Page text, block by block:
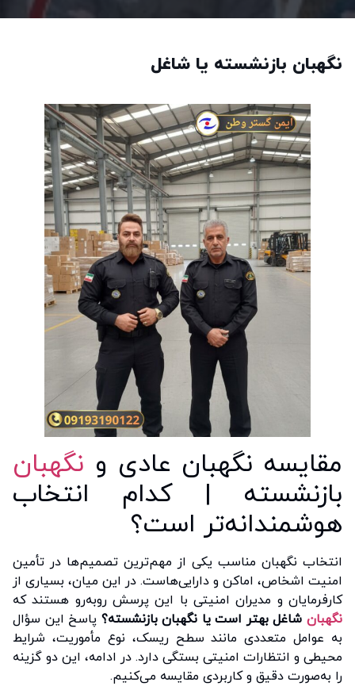
نگهبان بازنشسته یا شاغل
مقایسه نگهبان عادی و نگهبان
بازنشسته | کدام انتخاب
هوشمندانه‌تر است؟
انتخاب نگهبان مناسب یکی از مهم‌ترین تصمیم‌ها در تأمین
امنیت اشخاص، اماکن و دارایی‌هاست. در این میان، بسیاری از
کارفرمایان و مدیران امنیتی با این پرسش روبه‌رو هستند که
نگهبانشاغل بهتر است یا نگهبان بازنشسته؟ پاسخ این سؤال
به عوامل متعددی مانند سطح ریسک، نوع مأموریت، شرایط
محیطی و انتظارات امنیتی بستگی دارد. در ادامه، این دو گزینه
را به‌صورت دقیق و کاربردی مقایسه می‌کنیم.